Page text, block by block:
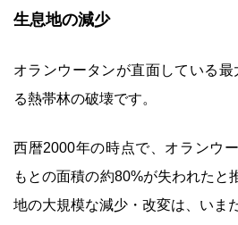
生息地の減少
オランウータンが直面している
る熱帯林の破壊です。
西暦2000年の時点で、オランウ
もとの面積の約80%が失われたと
地の大規模な減少・改変は、いま